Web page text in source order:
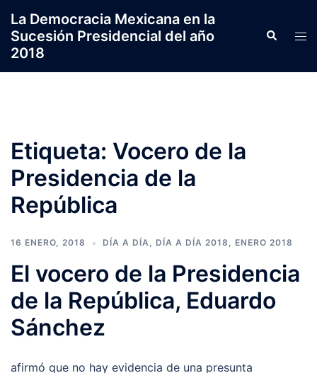
contenido
La Democracia Mexicana en la
Sucesión Presidencial del año
2018
Search
Etiqueta: Vocero de la
Presidencia de la
República
16 ENERO, 2018 DÍA A DÍA, DÍA A DÍA 2018 , ENERO 2018
El vocero de la Presidencia
de la República, Eduardo
Sánchez
afirmó que no hay evidencia de una presunta